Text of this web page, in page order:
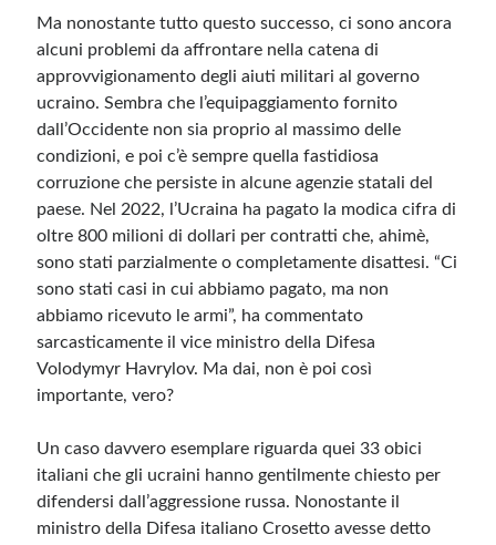
Ma nonostante tutto questo successo, ci sono ancora
alcuni problemi da affrontare nella catena di
approvvigionamento degli aiuti militari al governo
ucraino. Sembra che l’equipaggiamento fornito
dall’Occidente non sia proprio al massimo delle
condizioni, e poi c’è sempre quella fastidiosa
corruzione che persiste in alcune agenzie statali del
paese. Nel 2022, l’Ucraina ha pagato la modica cifra di
oltre 800 milioni di dollari per contratti che, ahimè,
sono stati parzialmente o completamente disattesi. “Ci
sono stati casi in cui abbiamo pagato, ma non
abbiamo ricevuto le armi”, ha commentato
sarcasticamente il vice ministro della Difesa
Volodymyr Havrylov. Ma dai, non è poi così
importante, vero?
Un caso davvero esemplare riguarda quei 33 obici
italiani che gli ucraini hanno gentilmente chiesto per
difendersi dall’aggressione russa. Nonostante il
ministro della Difesa italiano Crosetto avesse detto